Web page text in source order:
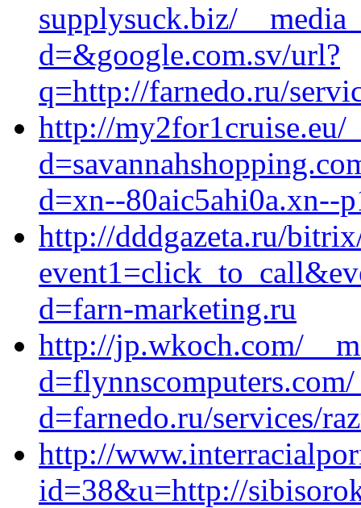
supplysuck.biz/
d=&google.com.sv/url?
q=http://farnedo.ru/
http://my2for1cruise.eu/
d=xn--80aic5ahi0a.xn--
http://dddgazeta.ru/
d=farn-marketing.ru
http://jp.wkoch.com/
d=farnedo.ru/services/
http://
id=38&u=http://